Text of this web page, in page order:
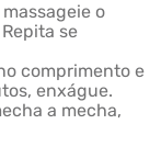
o
se
comprimento e
enxágue.
a mecha,